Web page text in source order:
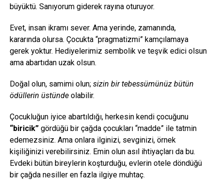
büyüktü. Sanıyorum giderek rayına oturuyor.
Evet, insan ikramı sever. Ama yerinde, zamanında,
kararında olursa. Çocukta “pragmatizmi” kamçılamaya
gerek yoktur. Hediyelerimiz sembolik ve teşvik edici olsun
ama abartıdan uzak olsun.
Doğal olun, samimi olun; sizin bir tebessümünüz bütün
ödüllerin üstünde olabilir.
Çocukluğun iyice abartıldığı, herkesin kendi çocuğunu
“biricik” gördüğü bir çağda çocukları “madde” ile tatmin
edemezsiniz. Ama onlara ilginizi, sevginizi, örnek
kişiliğinizi verebilirsiniz. Emin olun asıl ihtiyaçları da bu.
Evdeki bütün bireylerin koşturduğu, evlerin otele döndüğü
bir çağda nesiller en fazla ilgiye muhtaç.